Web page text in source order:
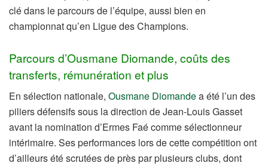
clé dans le parcours de l’équipe, aussi bien en
championnat qu’en Ligue des Champions.
Parcours d’Ousmane Diomande, coûts des
transferts, rémunération et plus
En sélection nationale, Ousmane Diomandea été l’un des
piliers défensifs sous la direction de Jean-Louis Gasset
avant la nomination d’Ermes Faé comme sélectionneur
intérimaire. Ses performances lors de cette compétition ont
d’ailleurs été scrutées de près par plusieurs clubs, dont